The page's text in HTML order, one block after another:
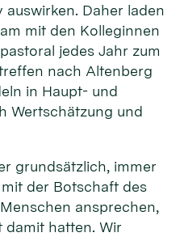
Daher laden
mit den Kolleginnen
jedes Jahr zum
nach Altenberg
in Haupt- und
Wertschätzung und
grundsätzlich, immer
der Botschaft des
ansprechen,
damit hatten. Wir